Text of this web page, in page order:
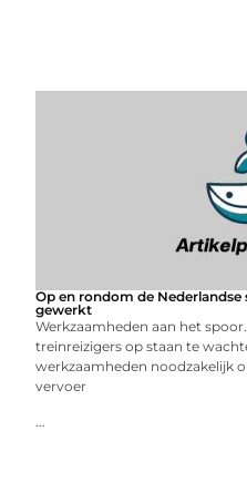
Op en rondom de
gewerkt
Werkzaamheden aan het
treinreizigers op staan te
werkzaamheden noodzakelijk
vervoer
...